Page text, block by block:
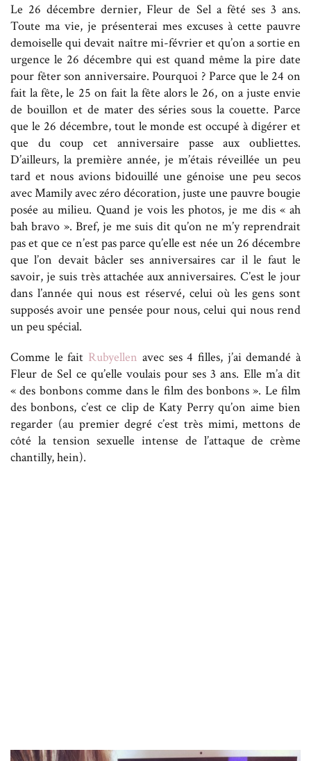
Le 26 décembre dernier, Fleur de Sel a fêté ses 3 ans.
Toute ma vie, je présenterai mes excuses à cette pauvre
demoiselle qui devait naître mi-février et qu’on a sortie en
urgence le 26 décembre qui est quand même la pire date
pour fêter son anniversaire. Pourquoi ? Parce que le 24 on
fait la fête, le 25 on fait la fête alors le 26, on a juste envie
de bouillon et de mater des séries sous la couette. Parce
que le 26 décembre, tout le monde est occupé à digérer et
que du coup cet anniversaire passe aux oubliettes.
D’ailleurs, la première année, je m’étais réveillée un peu
tard et nous avions bidouillé une génoise une peu secos
avec Mamily avec zéro décoration, juste une pauvre bougie
posée au milieu. Quand je vois les photos, je me dis « ah
bah bravo ». Bref, je me suis dit qu’on ne m’y reprendrait
pas et que ce n’est pas parce qu’elle est née un 26 décembre
que l’on devait bâcler ses anniversaires car il le faut le
savoir, je suis très attachée aux anniversaires. C’est le jour
dans l’année qui nous est réservé, celui où les gens sont
supposés avoir une pensée pour nous, celui qui nous rend
un peu spécial.
Comme le fait Rubyellen avec ses 4 filles, j’ai demandé à
Fleur de Sel ce qu’elle voulais pour ses 3 ans. Elle m’a dit
« des bonbons comme dans le film des bonbons ». Le film
des bonbons, c’est ce clip de Katy Perry qu’on aime bien
regarder (au premier degré c’est très mimi, mettons de
côté la tension sexuelle intense de l’attaque de crème
chantilly, hein).